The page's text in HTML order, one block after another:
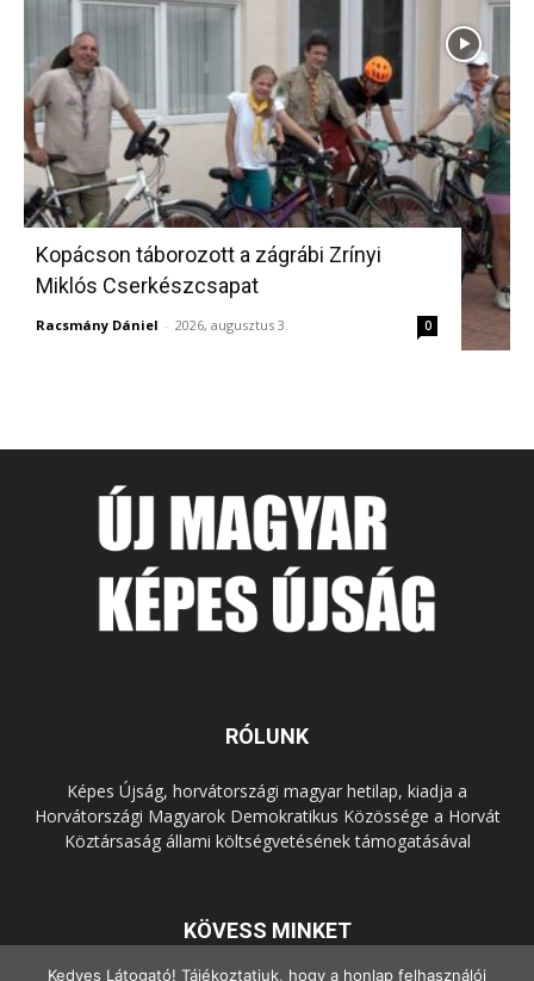
Kopácson táborozott a zágrábi Zrínyi
Miklós Cserkészcsapat
Racsmány Dániel - 2026, augusztus 3. 0
RÓLUNK
Képes Újság, horvátországi magyar hetilap, kiadja a
Horvátországi Magyarok Demokratikus Közössége a Horvát
Köztársaság állami költségvetésének támogatásával
KÖVESS MINKET
Kedves Látogató! Tájékoztatjuk, hogy a honlap felhasználói